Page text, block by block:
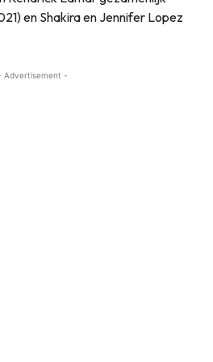
en Shakira en Jennifer Lopez
Advertisement -